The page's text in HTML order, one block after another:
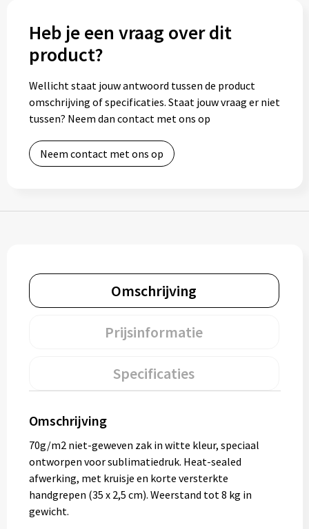
Thermosflessen
Thermosbekers
Mokken & kopjes
Lunchboxen
Paraplu's
Opvouwbare paraplu's
Divers
Technologie
Vrije tijd
Heb je een vraag over dit
product?
Wellicht staat jouw antwoord tussen de product
omschrijving of specificaties. Staat jouw vraag er niet
tussen? Neem dan contact met ons op
Neem contact met ons op
Omschrijving
Prijsinformatie
Specificaties
Omschrijving
70g/m2 niet-geweven zak in witte kleur, speciaal
ontworpen voor sublimatiedruk. Heat-sealed
afwerking, met kruisje en korte versterkte
handgrepen (35 x 2,5 cm). Weerstand tot 8 kg in
gewicht.